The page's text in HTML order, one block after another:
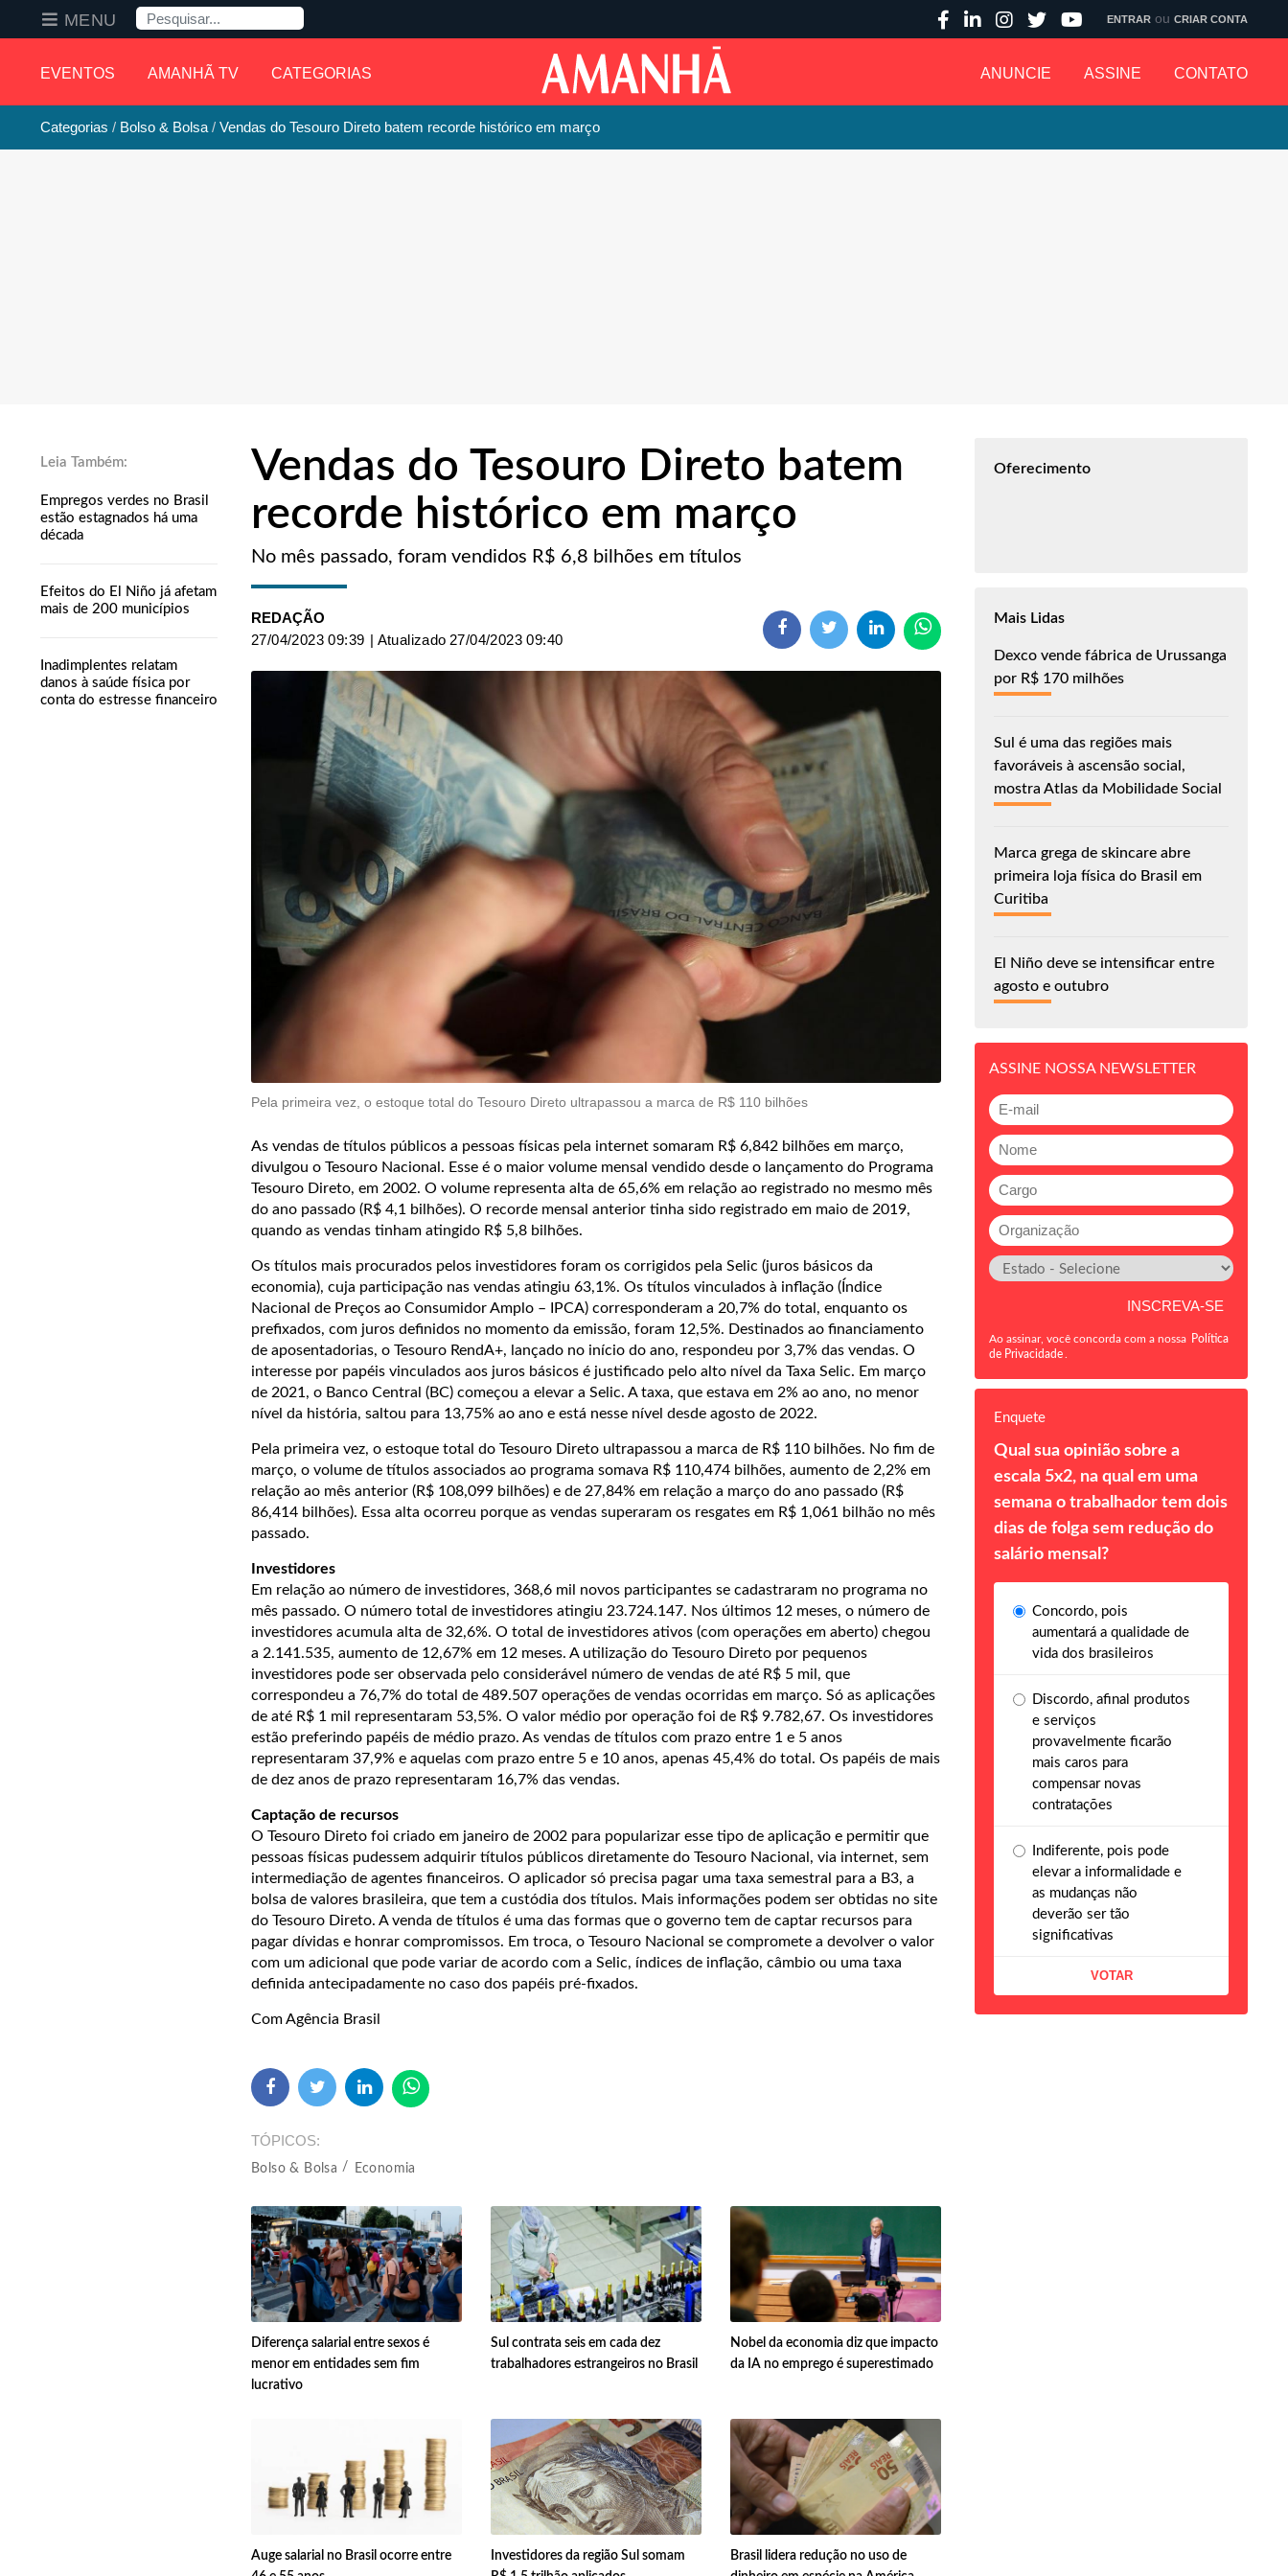
EVENTOS AMANHÃ TV CATEGORIAS ANUNCIE ASSINE CONTATO
MENU Pesquisa ENTRAR ou CRIAR CONTA
Categorias Bolso & Bolsa Vendas do Tesouro Direto batem recorde histórico em março
Empregos verdes no Brasil
estão estagnados há uma
década
Efeitos do El Niño já afetam
mais de 200 municípios
Inadimplentes relatam
danos à saúde física por
conta do estresse financeiro
Vendas do Tesouro Direto batem
recorde histórico em março
No mês passado, foram vendidos R$ 6,8 bilhões em títulos
REDAÇÃO
27/04/2023 09:39 | Atualizado 27/04/2023 09:40
Pela primeira vez, o estoque total do Tesouro Direto ultrapassou a marca de R$ 110 bilhões
As vendas de títulos públicos a pessoas físicas pela internet somaram R$ 6,842 bilhões em março,
divulgou o Tesouro Nacional. Esse é o maior volume mensal vendido desde o lançamento do Programa
Tesouro Direto, em 2002. O volume representa alta de 65,6% em relação ao registrado no mesmo mês
do ano passado (R$ 4,1 bilhões). O recorde mensal anterior tinha sido registrado em maio de 2019,
quando as vendas tinham atingido R$ 5,8 bilhões.
Os títulos mais procurados pelos investidores foram os corrigidos pela Selic (juros básicos da
economia), cuja participação nas vendas atingiu 63,1%. Os títulos vinculados à inflação (Índice
Nacional de Preços ao Consumidor Amplo – IPCA) corresponderam a 20,7% do total, enquanto os
prefixados, com juros definidos no momento da emissão, foram 12,5%. Destinados ao financiamento
de aposentadorias, o Tesouro RendA+, lançado no início do ano, respondeu por 3,7% das vendas. O
interesse por papéis vinculados aos juros básicos é justificado pelo alto nível da Taxa Selic. Em março
de 2021, o Banco Central (BC) começou a elevar a Selic. A taxa, que estava em 2% ao ano, no menor
nível da história, saltou para 13,75% ao ano e está nesse nível desde agosto de 2022.
Pela primeira vez, o estoque total do Tesouro Direto ultrapassou a marca de R$ 110 bilhões. No fim de
março, o volume de títulos associados ao programa somava R$ 110,474 bilhões, aumento de 2,2% em
relação ao mês anterior (R$ 108,099 bilhões) e de 27,84% em relação a março do ano passado (R$
86,414 bilhões). Essa alta ocorreu porque as vendas superaram os resgates em R$ 1,061 bilhão no mês
passado.
Investidores
Em relação ao número de investidores, 368,6 mil novos participantes se cadastraram no programa no
mês passado. O número total de investidores atingiu 23.724.147. Nos últimos 12 meses, o número de
investidores acumula alta de 32,6%. O total de investidores ativos (com operações em aberto) chegou
a 2.141.535, aumento de 12,67% em 12 meses. A utilização do Tesouro Direto por pequenos
investidores pode ser observada pelo considerável número de vendas de até R$ 5 mil, que
correspondeu a 76,7% do total de 489.507 operações de vendas ocorridas em março. Só as aplicações
de até R$ 1 mil representaram 53,5%. O valor médio por operação foi de R$ 9.782,67. Os investidores
estão preferindo papéis de médio prazo. As vendas de títulos com prazo entre 1 e 5 anos
representaram 37,9% e aquelas com prazo entre 5 e 10 anos, apenas 45,4% do total. Os papéis de mais
de dez anos de prazo representaram 16,7% das vendas.
Captação de recursos
O Tesouro Direto foi criado em janeiro de 2002 para popularizar esse tipo de aplicação e permitir que
pessoas físicas pudessem adquirir títulos públicos diretamente do Tesouro Nacional, via internet, sem
intermediação de agentes financeiros. O aplicador só precisa pagar uma taxa semestral para a B3, a
bolsa de valores brasileira, que tem a custódia dos títulos. Mais informações podem ser obtidas no site
do Tesouro Direto. A venda de títulos é uma das formas que o governo tem de captar recursos para
pagar dívidas e honrar compromissos. Em troca, o Tesouro Nacional se compromete a devolver o valor
com um adicional que pode variar de acordo com a Selic, índices de inflação, câmbio ou uma taxa
definida antecipadamente no caso dos papéis pré-fixados.
Com Agência Brasil
TÓPICOS
Bolso & Bolsa Economia
Diferença salarial entre sexos é
menor em entidades sem fim
lucrativo
Sul contrata seis em cada dez
trabalhadores estrangeiros no Brasil
Nobel da economia diz que impacto
da IA no emprego é superestimado
Auge salarial no Brasil ocorre entre
Investidores da região Sul somam
Brasil lidera redução no uso de
Oferecimento
Mais Lidas
Dexco vende fábrica de Urussanga
por R$ 170 milhões
Sul é uma das regiões mais
favoráveis à ascensão social,
mostra Atlas da Mobilidade Social
Marca grega de skincare abre
primeira loja física do Brasil em
Curitiba
El Niño deve se intensificar entre
agosto e outubro
ASSINE NOSSA NEWSLETTER
Ao assinar, você concorda com a nossa Política
de Privacidade
Enquete
Qual sua opinião sobre a
escala 5x2, na qual em uma
semana o trabalhador tem dois
dias de folga sem redução do
salário mensal?
Concordo, pois
aumentará a qualidade de
vida dos brasileiros
Discordo, afinal produtos
e serviços
provavelmente ficarão
mais caros para
compensar novas
contratações
Indiferente, pois pode
elevar a informalidade e
as mudanças não
deverão ser tão
significativas